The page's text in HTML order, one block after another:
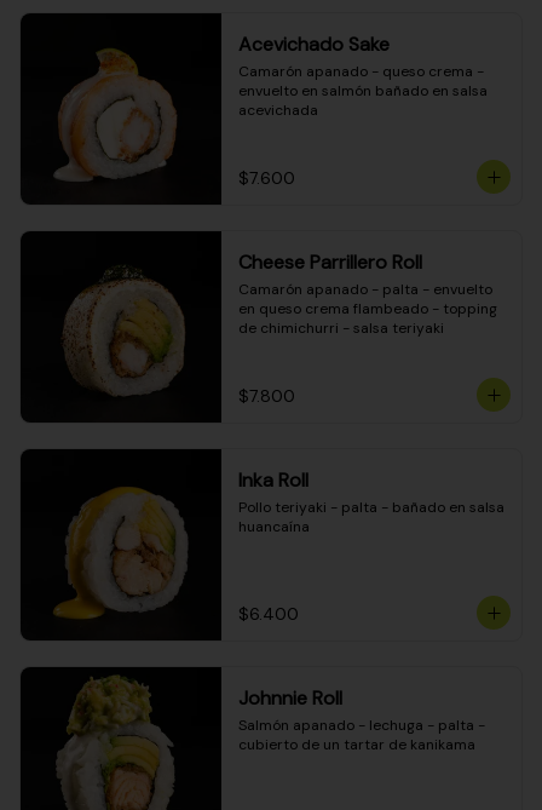
Acevichado Sake
Camarón apanado - queso crema -
envuelto en salmón bañado en salsa
acevichada
$7.600
Cheese Parrillero Roll
Camarón apanado - palta - envuelto
en queso crema flambeado - topping
de chimichurri - salsa teriyaki
$7.800
Inka Roll
Pollo teriyaki - palta - bañado en salsa
huancaína
$6.400
Johnnie Roll
Salmón apanado - lechuga - palta -
cubierto de un tartar de kanikama